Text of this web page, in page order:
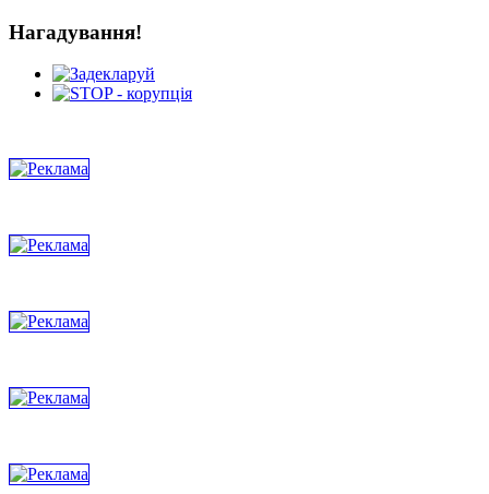
Нагадування!